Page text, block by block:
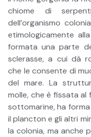
chiome di
dell’organismo
etimologicamente
formata una parte
sclerasse, a cui dà
che le consente di
del mare. La
molle, che è fissata
sottomarine, ha
il plancton e gli altri
la colonia, ma anche